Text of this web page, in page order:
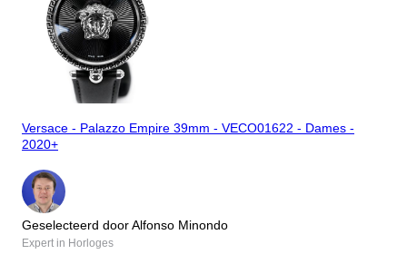
Versace - Palazzo Empire 39mm - VECO01622 - Dames -
2020+
Geselecteerd door Alfonso Minondo
Expert in Horloges